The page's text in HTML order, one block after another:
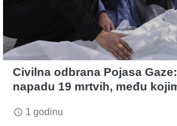
Civilna odbrana Pojasa
napadu 19 mrtvih, među
access_time 1 godinu